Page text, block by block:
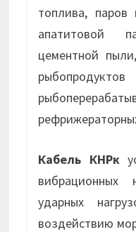
топлива,
апатитовой
цементной
Кабель КНРк
вибрационных
ударных
воздействию